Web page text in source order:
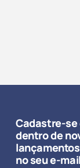
Cadastre-se
dentro de
no seu e-